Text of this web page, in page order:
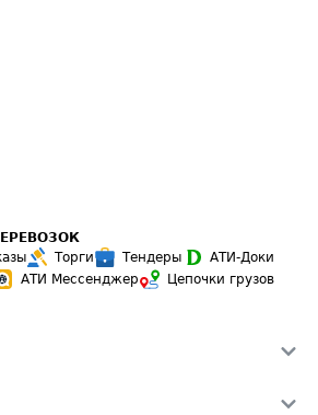
Торги Тендеры
АТИ-Доки
АТИ Мессенджер
Цепочки грузов